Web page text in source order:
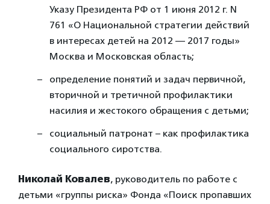
Указу Президента РФ от 1 июня 2012 г. N
761 «О Национальной стратегии действий
в интересах детей на 2012 — 2017 годы»
Москва и Московская область;
определение понятий и задач первичной,
вторичной и третичной профилактики
насилия и жестокого обращения с детьми;
социальный патронат – как профилактика
социального сиротства.
Николай Ковалев, руководитель по работе с
детьми «группы риска» Фонда «Поиск пропавших